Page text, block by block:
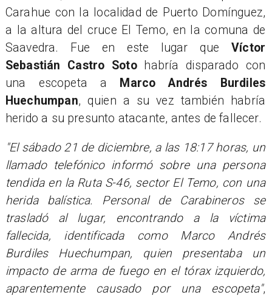
Carahue con la localidad de Puerto Domínguez,
a la altura del cruce El Temo, en la comuna de
Saavedra. Fue en este lugar que Víctor
Sebastián Castro Sotohabría disparado con
una escopeta a
Marco Andrés Burdiles
Huechumpan, quien a su vez también habría
herido a su presunto atacante, antes de fallecer.
"El sábado 21 de diciembre, a las 18:17 horas, un
llamado telefónico informó sobre una persona
tendida en la Ruta S-46, sector El Temo, con una
herida balística. Personal de Carabineros se
trasladó al lugar, encontrando a la víctima
fallecida, identificada como Marco Andrés
Burdiles Huechumpan, quien presentaba un
impacto de arma de fuego en el tórax izquierdo,
aparentemente causado por una escopeta",